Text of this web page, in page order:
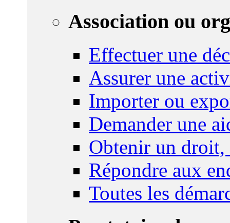
Association ou
Effectuer une
Assurer une
Importer ou
Demander une
Obtenir un droit,
Répondre aux
Toutes les